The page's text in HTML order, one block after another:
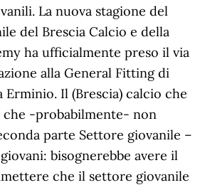
La nuova stagione del
del Brescia Calcio e della
ha ufficialmente preso il via
alla General Fitting di
Erminio. Il (Brescia) calcio che
che -probabilmente- non
parte Settore giovanile –
bisognerebbe avere il
che il settore giovanile